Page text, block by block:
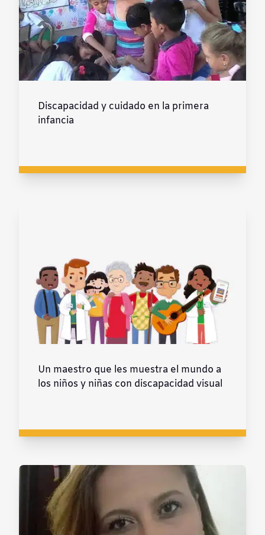
Discapacidad y cuidado en la primera
infancia
Un maestro que les muestra el mundo a
los niños y niñas con discapacidad visual